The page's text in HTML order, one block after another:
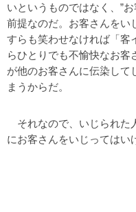
いというものではなく、”
前提なのだ。お客さんをい
すらも笑わせなければ「客
らひとりでも不愉快なお客
が他のお客さんに伝染して
まうからだ。
それなので、いじられた
にお客さんをいじってはい